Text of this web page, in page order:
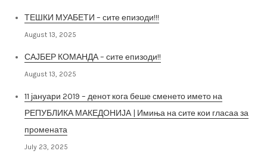
ТЕШКИ МУАБЕТИ – сите епизоди!!!
August 13, 2025
САЈБЕР КОМАНДА – сите епизоди!!
August 13, 2025
11 јануари 2019 – денот кога беше сменето името на
РЕПУБЛИКА МАКЕДОНИЈА | Имиња на сите кои гласаа за
промената
July 23, 2025